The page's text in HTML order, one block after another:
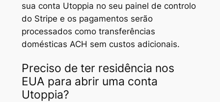
sua conta Utoppia no seu painel de controlo
do Stripe e os pagamentos serão
processados como transferências
domésticas ACH sem custos adicionais.
Preciso de ter residência nos
EUA para abrir uma conta
Utoppia?